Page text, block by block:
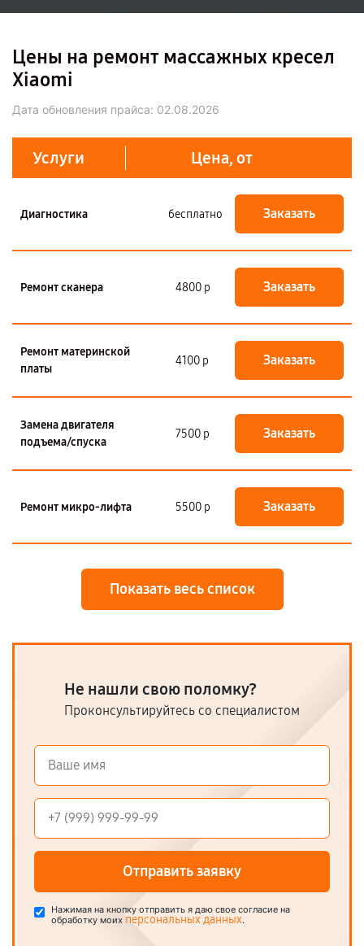
Цены на ремонт массажных кресел
Xiaomi
Дата обновления прайса: 02.08.2026
Услуги Цена, от
Диагностика бесплатно Заказать
Ремонт сканера 4800 р Заказать
Ремонт материнской
платы
4100 р Заказать
Замена двигателя
подъема/спуска
7500 р Заказать
Ремонт микро-лифта 5500 р Заказать
Показать весь список
Не нашли свою поломку?
Проконсультируйтесь со специалистом
Отправить заявку
Нажимая на кнопку отправить я даю свое согласие на
обработку моих персональных данных.